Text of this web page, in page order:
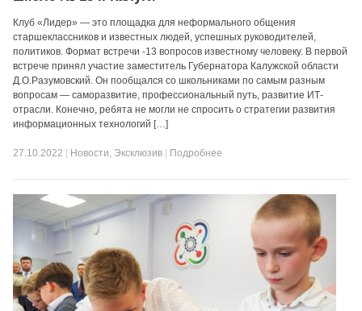
Клуб «Лидер» — это площадка для неформального общения
старшеклассников и известных людей, успешных руководителей,
политиков. Формат встречи -13 вопросов известному человеку. В первой
встрече принял участие заместитель Губернатора Калужской области
Д.О.Разумовский. Он пообщался со школьниками по самым разным
вопросам — саморазвитие, профессиональный путь, развитие ИТ-
отрасли. Конечно, ребята не могли не спросить о стратегии развития
информационных технологий […]
27.10.2022 Новости, Эксклюзив Подробнее